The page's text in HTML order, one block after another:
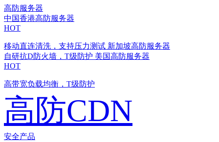
高防服务器
中国香港高防服务器
HOT
移动直连清洗，支持压力测试 新加坡高防服务器
自研抗D防火墙，T级防护 美国高防服务器
HOT
高带宽负载均衡，T级防护
高防CDN
安全产品